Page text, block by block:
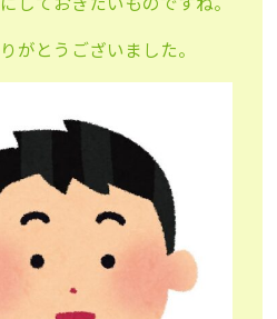
がとうございました。